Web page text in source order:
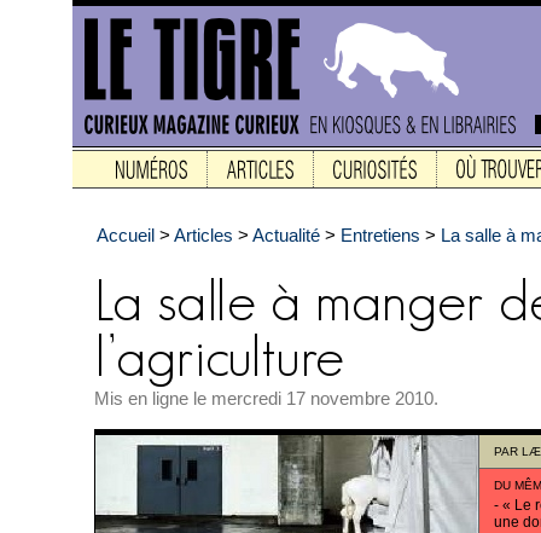
Accueil > Articles > Actualité > Entretiens > La salle à
Mis en ligne le mercredi 17 novembre 2010.
PAR
DU
- « Le
une